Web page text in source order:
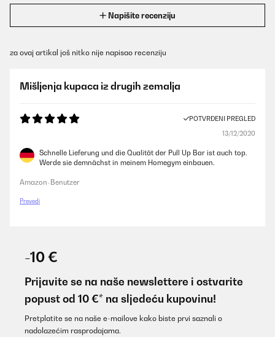
Napišite recenziju
za ovaj artikal još nitko nije napisao recenziju
Mišljenja kupaca iz drugih zemalja
POTVRĐENI PREGLED
13/12/2020
Schnelle Lieferung und die Qualität der Pull Up Bar ist auch top.
Werde sie demnächst in meinem Homegym einbauen.
Amazon-Benutzer
Prevedi
-10 €
Prijavite se na naše newslettere i ostvarite
popust od 10 €* na sljedeću kupovinu!
Pretplatite se na naše e-mailove kako biste prvi saznali o
nadolazećim rasprodajama.